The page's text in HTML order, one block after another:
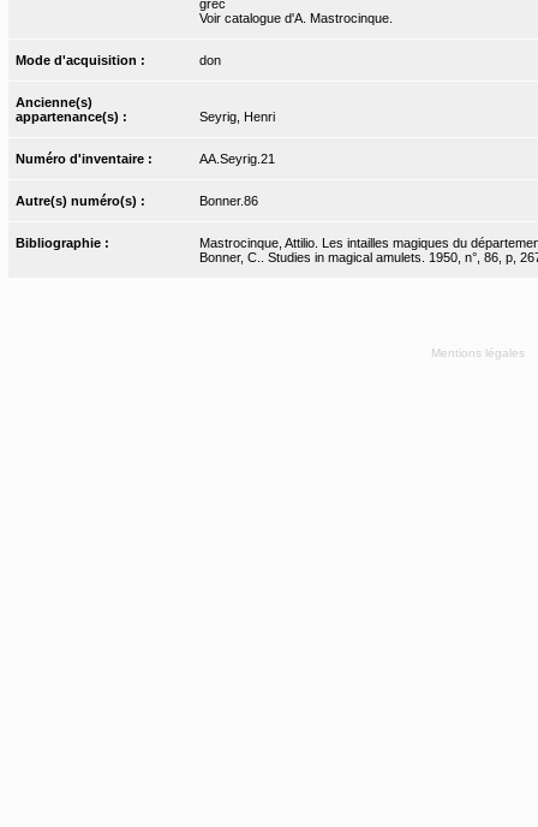
grec
Voir catalogue d'A. Mastrocinque.
Mode d'acquisition : don
Ancienne(s)
appartenance(s) :
Seyrig, Henri
Numéro d'inventaire : AA.Seyrig.21
Autre(s) numéro(s) : Bonner.86
Bibliographie :
Mastrocinque, Attilio. Les intailles magiques du
Bonner, C.. Studies in magical amulets. 1950, n°, 86, p,
Mentions légales